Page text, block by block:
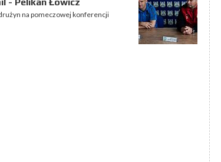
na pomeczowej konferencji